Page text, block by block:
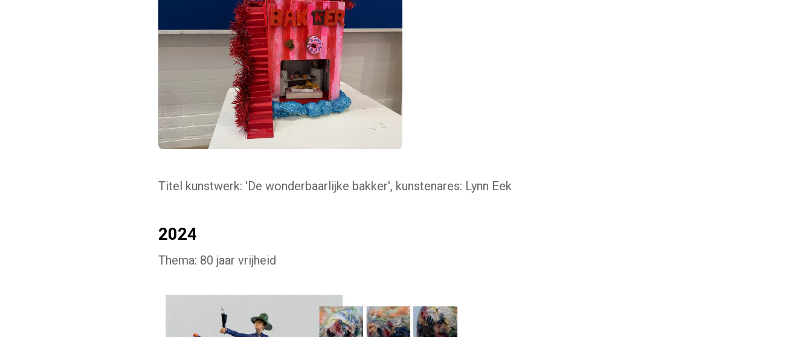
Titel kunstwerk: 'De wonderbaarlijke bakker', kunstenares: Lynn Eek
2024
Thema: 80 jaar vrijheid